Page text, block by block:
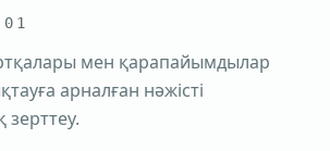
мен қарапайымдылар
арналған нәжісті